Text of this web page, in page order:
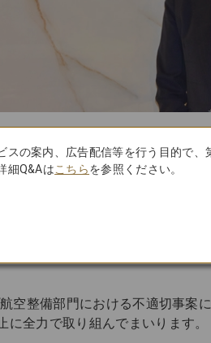
空整備部門における不適切事案
全力で取り組んでまいります。
の案内、広告配信等を行う目的で
細Q&Aはこちらを参照ください。